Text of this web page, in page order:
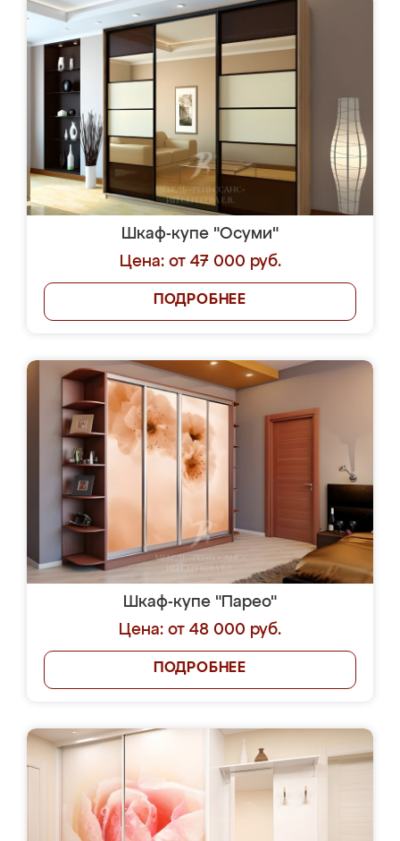
Шкаф-купе "Осуми"
Цена: от 47 000 руб.
ПОДРОБНЕЕ
Шкаф-купе "Парео"
Цена: от 48 000 руб.
ПОДРОБНЕЕ